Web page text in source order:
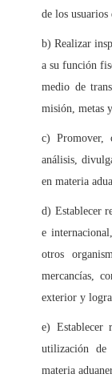
de los usuarios
b) Realizar
a su función
medio de
misión, metas
c) Promover,
análisis,
en materia
d) Establecer
e
otros
mercancías,
exterior y
e) Establecer
utilización de
materia